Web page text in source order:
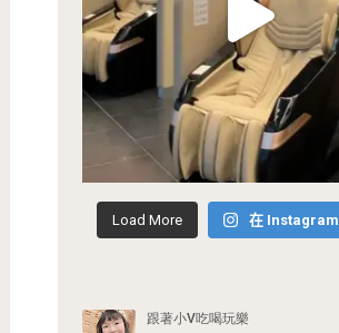
Load More 在